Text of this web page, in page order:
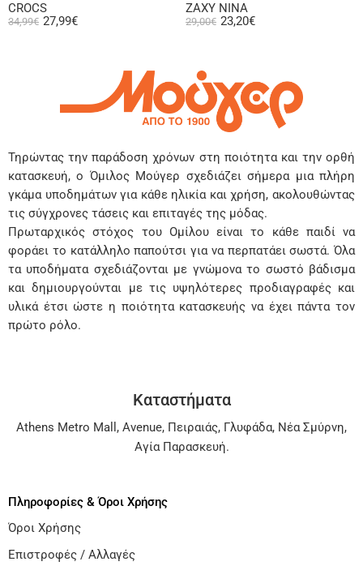
CROCS
34,99€ 27,99€
ZAXY NINA
29,00€ 23,20€
Τηρώντας την παράδοση χρόνων στη ποιότητα και την ορθή
κατασκευή, ο Όμιλος Μούγερ σχεδιάζει σήμερα μια πλήρη
γκάμα υποδημάτων για κάθε ηλικία και χρήση, ακολουθώντας
τις σύγχρονες τάσεις και επιταγές της μόδας.
Πρωταρχικός στόχος του Ομίλου είναι το κάθε παιδί να
φοράει το κατάλληλο παπούτσι για να περπατάει σωστά. Όλα
τα υποδήματα σχεδιάζονται με γνώμονα το σωστό βάδισμα
και δημιουργούνται με τις υψηλότερες προδιαγραφές και
υλικά έτσι ώστε η ποιότητα κατασκευής να έχει πάντα τον
πρώτο ρόλο.
Καταστήματα
Athens Metro Mall , Avenue, Πειραιάς, Γλυφάδα, Νέα Σμύρνη,
Αγία Παρασκευή.
Πληροφορίες & Όροι Χρήσης
Όροι Χρήσης
Επιστροφές / Αλλαγές